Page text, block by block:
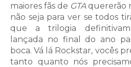
maiores fãs de GTAquererão
não seja para ver se todos
que a trilogia
lançada no final do ano
boca. Vá lá Rockstar, vocês
tanto quanto nós